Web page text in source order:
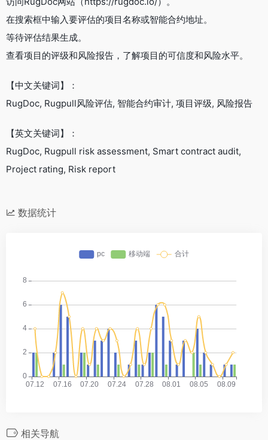
在搜索框中输入要评估的项目名称或智能合约地址。
等待评估结果生成。
查看项目的评级和风险报告，了解项目的可信度和风险水平。
【中文关键词】：
RugDoc, Rugpull风险评估, 智能合约审计, 项目评级, 风险报告
【英文关键词】：
RugDoc, Rugpull risk assessment, Smart contract audit,
Project rating, Risk report
数据统计
相关导航